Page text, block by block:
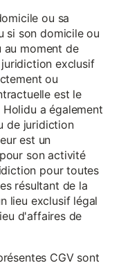
ou sa
si son domicile ou
au moment de
exclusif
ou
est le
a également
de juridiction
est un
son activité
pour toutes
résultant de la
lieu exclusif légal
d'affaires de
CGV sont